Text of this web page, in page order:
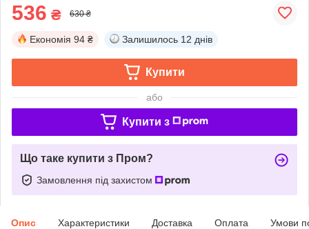
536 ₴ 630 ₴
Економія 94 ₴ Залишилось 12 днів
Купити
або
Купити з
Що таке купити з Пром?
Замовлення під захистом
Опис Характеристики Доставка Оплата Умови